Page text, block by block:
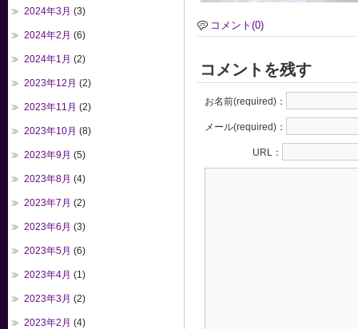
コメント(0)
コメントを残す
お名前(required)：
メール(required)：
URL：
2024年3月 (3)
2024年2月 (6)
2024年1月 (2)
2023年12月 (2)
2023年11月 (2)
2023年10月 (8)
2023年9月 (5)
2023年8月 (4)
2023年7月 (2)
2023年6月 (3)
2023年5月 (6)
2023年4月 (1)
2023年3月 (2)
2023年2月 (4)